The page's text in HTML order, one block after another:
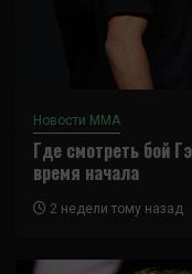
Новости ММА
Где смотреть бой
время начала
2 недели тому назад